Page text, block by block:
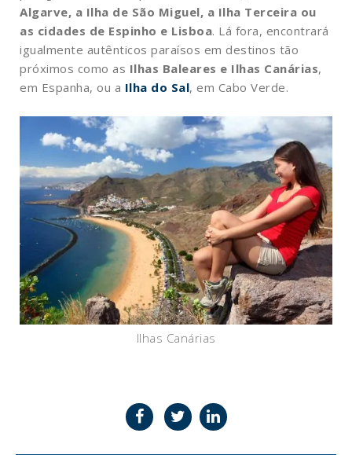
Algarve, a Ilha de São Miguel, a Ilha Terceira ou
as cidades de Espinho e Lisboa. Lá fora, encontrará
igualmente autênticos paraísos em destinos tão
próximos como as Ilhas Baleares e Ilhas Canárias,
em Espanha, ou a Ilha do Sal, em Cabo Verde.
Ilhas Canárias